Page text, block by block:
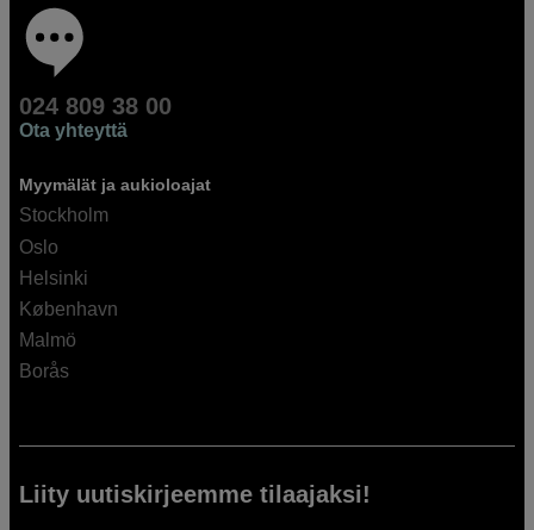
024 809 38 00
Ota yhteyttä
Myymälät ja aukioloajat
Stockholm
Oslo
Helsinki
København
Malmö
Borås
Liity uutiskirjeemme tilaajaksi!